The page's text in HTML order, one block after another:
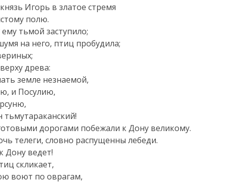
Игорь в златое стремя
полю.
тьмой заступило;
на него, птиц пробудила;
древа:
земле незнаемой,
и Посулию,
тьмутараканский!
дорогами побежали к Дону великому.
телеги, словно распущенны лебеди.
Дону ведет!
скликает,